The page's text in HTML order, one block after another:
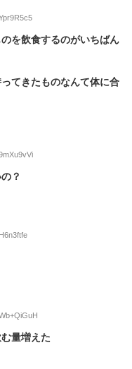
を飲食するのがいちばん
てきたものなんて体に合
？
量増えた